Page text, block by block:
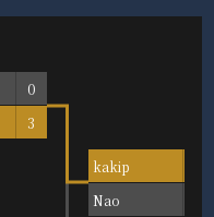
0
3
kakip
Nao